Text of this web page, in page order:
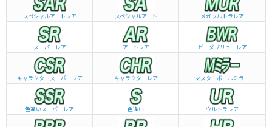
スペシャルアートレア スペシャルアート メガウルトラレア
スーパーレア アートレア ビーダブリュー レア
キャラクタースーパーレア キャラクターレア マスターボールミラー
色違いスーパーレア 色違い ウルトラレア